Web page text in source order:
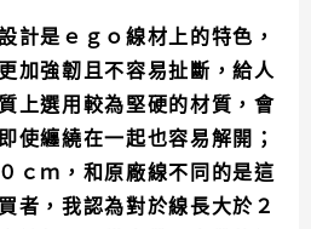
計是ｅｇｏ線材上的特色，
加強韌且不容易扯斷，給人
上選用較為堅硬的材質，會
使纏繞在一起也容易解開；
ｃｍ，和原廠線不同的是這
者，我認為對於線長大於２